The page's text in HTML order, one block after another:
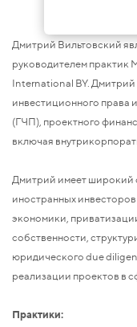
Дмитрий Вильтовский
руководителем практик
International BY. Дмитрий
инвестиционного права
(ГЧП), проектного
включая
Дмитрий имеет широкий
иностранных
экономики,
собственности,
юридического due
реализации проектов в
Практики: